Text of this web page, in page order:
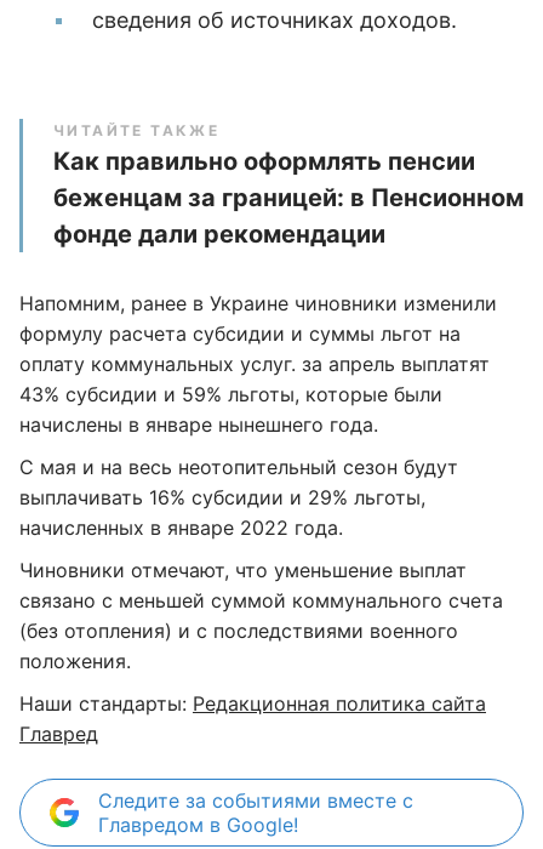
сведения об источниках доходов.
ЧИТАЙТЕ ТАКЖЕ
Как правильно оформлять пенсии
беженцам за границей: в Пенсионном
фонде дали рекомендации
Напомним, ранее в Украине чиновники изменили
формулу расчета субсидии и суммы льгот на
оплату коммунальных услуг. за апрель выплатят
43% субсидии и 59% льготы, которые были
начислены в январе нынешнего года.
С мая и на весь неотопительный сезон будут
выплачивать 16% субсидии и 29% льготы,
начисленных в январе 2022 года.
Чиновники отмечают, что уменьшение выплат
связано с меньшей суммой коммунального счета
(без отопления) и с последствиями военного
положения.
Наши стандарты: Редакционная политика сайта
Главред
Следите за событиями вместе с
Главредом в Google!